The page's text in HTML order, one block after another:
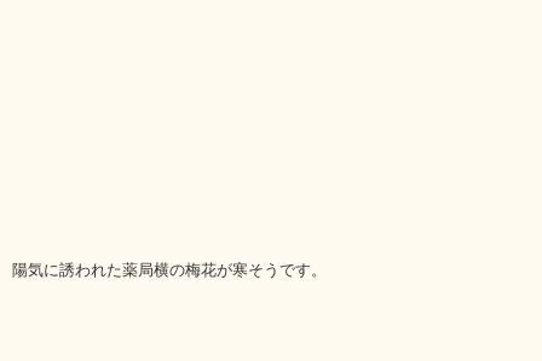
陽気に誘われた薬局横の梅花が寒そうです。